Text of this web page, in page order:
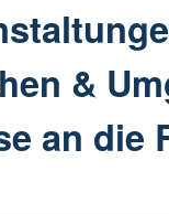
&
an die